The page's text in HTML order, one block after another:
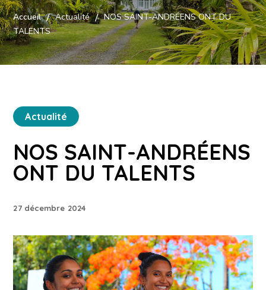
Accueil Actualité
NOS SAINT-ANDRÉENS ONT DU
TALENTS
Actualité
NOS SAINT-ANDRÉENS
ONT DU TALENTS
27 décembre 2024